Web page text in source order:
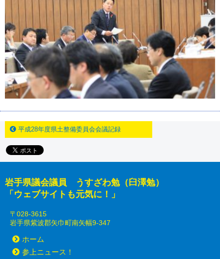
平成28年度県土整備委員会会議記録
岩手県議会議員 うすざわ勉（臼澤勉）
「ウェブサイトも元気に！」
〒028-3615
岩手県紫波郡矢巾町南矢幅9-347
ホーム
参上ニュース！